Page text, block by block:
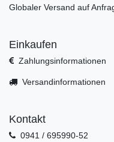
Globaler Versand auf
Einkaufen
Zahlungsinformationen
Versandinformationen
Kontakt
0941 / 695990-52